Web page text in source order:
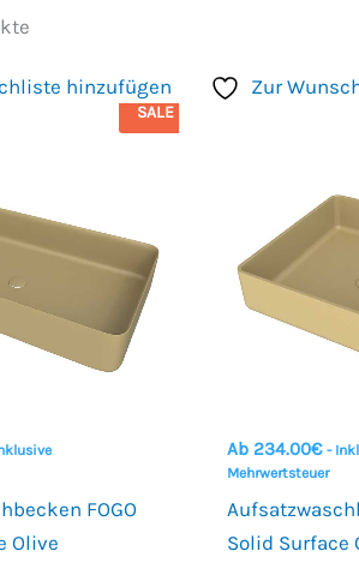
hinzufügen
SALE
FOGO
Olive
Zur
Ab 234.00€ -
Mehrwertsteuer
Solid Surface